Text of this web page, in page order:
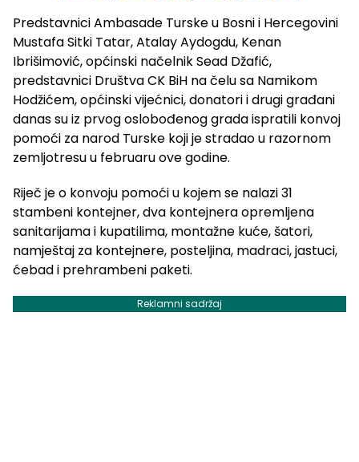
Predstavnici Ambasade Turske u Bosni i Hercegovini
Mustafa Sitki Tatar, Atalay Aydogdu, Kenan
Ibrišimović, općinski načelnik Sead Džafić,
predstavnici Društva CK BiH na čelu sa Namikom
Hodžićem, općinski vijećnici, donatori i drugi građani
danas su iz prvog oslobođenog grada ispratili konvoj
pomoći za narod Turske koji je stradao u razornom
zemljotresu u februaru ove godine.
Riječ je o konvoju pomoći u kojem se nalazi 31
stambeni kontejner, dva kontejnera opremljena
sanitarijama i kupatilima, montažne kuće, šatori,
namještaj za kontejnere, posteljina, madraci, jastuci,
ćebad i prehrambeni paketi.
Reklamni sadržaj